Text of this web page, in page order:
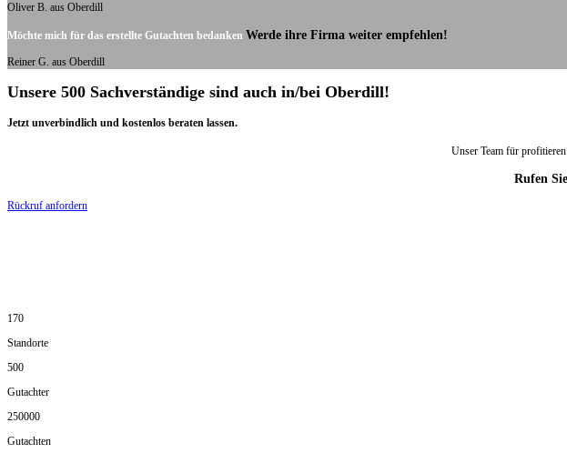
Oliver B. aus Oberdill
Möchte mich für das erstellte Gutachten bedanken Werde ihre Firma weiter empfehlen!
Reiner G. aus Oberdill
Unsere 500 Sachverständige sind auch in/bei Oberdill!
Jetzt unverbindlich und kostenlos beraten lassen.
Unser Team für
Rufen
Rückruf anfordern
170
Standorte
500
Gutachter
250000
Gutachten